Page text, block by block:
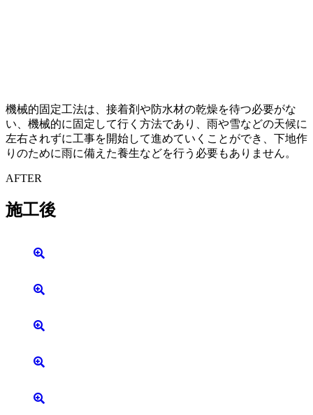
機械的固定工法は、接着剤や防水材の乾燥を待つ必要がな
い、機械的に固定して行く方法であり、雨や雪などの天候に
左右されずに工事を開始して進めていくことができ、下地作
りのために雨に備えた養生などを行う必要もありません。
AFTER
施工後